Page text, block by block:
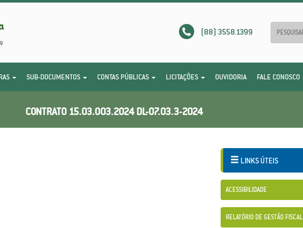
(88) 3558.1399
SUB-DOCUMENTOS CONTAS PÚBLICAS LICITAÇÕES OUVIDORIA FALE CONOSCO
CONTRATO 15.03.003.2024 DL-07.03.3-2024
LINKS ÚTEIS
ACESSIBILIDADE
RELATÓRIO DE GESTÃO FISCAL